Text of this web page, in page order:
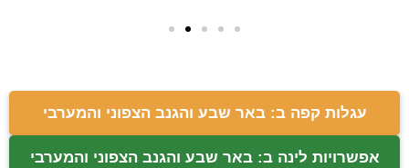
עגלות קפה ב: באר שבע והגנב הצפוני והמערבי
אפשרויות לינה ב: באר שבע והגנב הצפוני והמערבי